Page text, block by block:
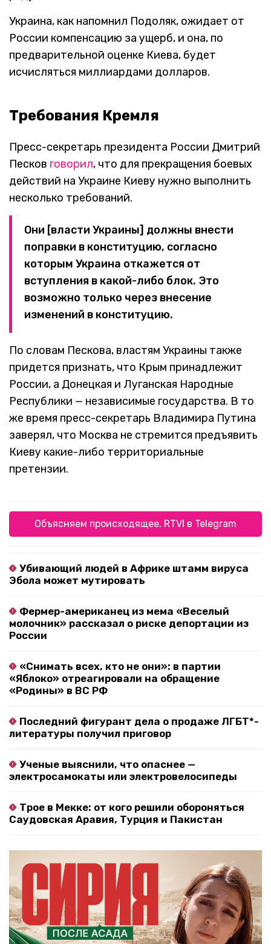
Украина, как напомнил Подоляк, ожидает от
России компенсацию за ущерб, и она, по
предварительной оценке Киева, будет
исчисляться миллиардами долларов.
Требования Кремля
Пресс-секретарь президента России Дмитрий
Песков говорил, что для прекращения боевых
действий на Украине Киеву нужно выполнить
несколько требований.
Они [власти Украины] должны внести
поправки в конституцию, согласно
которым Украина откажется от
вступления в какой-либо блок. Это
возможно только через внесение
изменений в конституцию.
По словам Пескова, властям Украины также
придется признать, что Крым принадлежит
России, а Донецкая и Луганская Народные
Республики — независимые государства. В то
же время пресс-секретарь Владимира Путина
заверял, что Москва не стремится предъявить
Киеву какие-либо территориальные
претензии.
Объясняем происходящее. RTVI в Telegram
Убивающий людей в Африке штамм вируса
Эбола может мутировать
Фермер-американец из мема «Веселый
молочник» рассказал о риске депортации из
России
«Снимать всех, кто не они»: в партии
«Яблоко» отреагировали на обращение
«Родины» в ВС РФ
Последний фигурант дела о продаже ЛГБТ*-
литературы получил приговор
Ученые выяснили, что опаснее —
электросамокаты или электровелосипеды
Трое в Мекке: от кого решили обороняться
Саудовская Аравия, Турция и Пакистан